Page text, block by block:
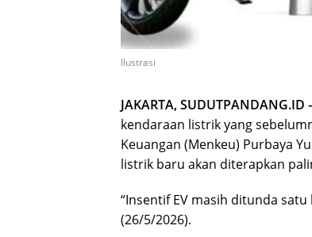
Ilustrasi
JAKARTA, SUDUTPANDANG.ID
kendaraan listrik yang
Keuangan (Menkeu) Purbaya
listrik baru akan diterapkan
“Insentif EV masih ditunda
(26/5/2026).